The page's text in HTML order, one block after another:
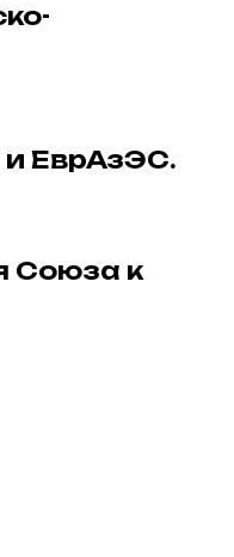
ЕврАзЭС.
Союза к